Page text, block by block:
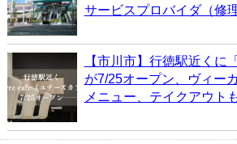
サービスプロバイダ（修
【市川市】行徳駅近くに
が7/25オープン、ヴィー
メニュー、テイクアウト